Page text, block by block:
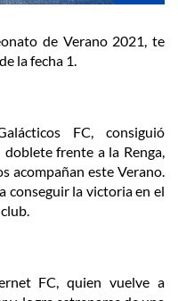
de Verano 2021, te
la fecha 1.
FC, consiguió
frente a la Renga,
acompañan este Verano.
conseguir la victoria en el
FC, quien vuelve a